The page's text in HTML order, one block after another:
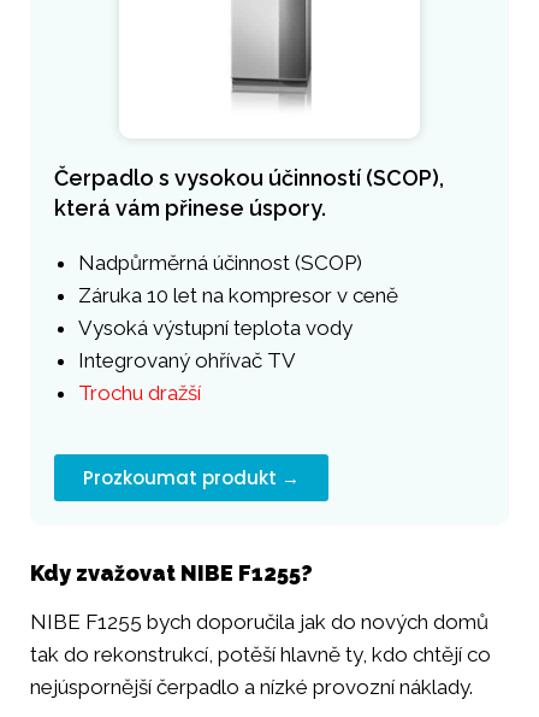
Čerpadlo s vysokou účinností (SCOP),
která vám přinese úspory.
Nadpůrměrná účinnost (SCOP)
Záruka 10 let na kompresor v ceně
Vysoká výstupní teplota vody
Integrovaný ohřívač TV
Trochu dražší
Prozkoumat produkt →
Kdy zvažovat NIBE F1255?
NIBE F1255 bych doporučila jak do nových domů
tak do rekonstrukcí, potěší hlavně ty, kdo chtějí co
nejúspornější čerpadlo a nízké provozní náklady.